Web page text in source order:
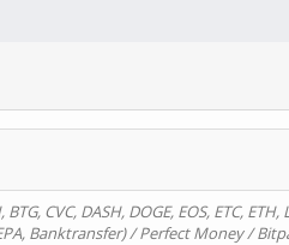
CVC, DASH, DOGE, EOS, ETC, ETH,
Banktransfer) / Perfect Money /